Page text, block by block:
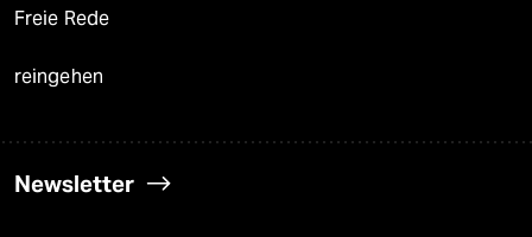
Freie Rede
reingehen
Newsletter